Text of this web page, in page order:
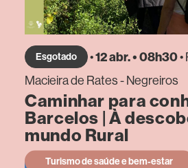
Esgotado •12 abr. • 08h30
Macieira de Rates - Negreiros
Caminhar para
Barcelos | À
mundo Rural
Turismo de saúde e bem-estar